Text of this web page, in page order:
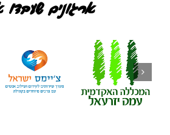
להרצאות וקורסים לחיים
עשינו יחד
ארגונים שעבדו